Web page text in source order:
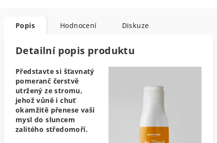
Popis Hodnocení Diskuze
Detailní popis produktu
Představte si šťavnatý
pomeranč čerstvě
utržený ze stromu,
jehož vůně i chuť
okamžitě přenese vaši
mysl do sluncem
zalitého středomoří.